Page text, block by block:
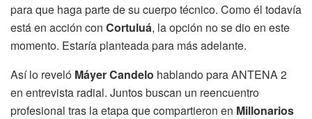
para que haga parte de su cuerpo técnico. Como él todavía
está en acción con Cortuluá, la opción no se dio en este
momento. Estaría planteada para más adelante.
Así lo reveló Máyer Candelo hablando para ANTENA 2
en entrevista radial. Juntos buscan un reencuentro
profesional tras la etapa que compartieron en Millonarios